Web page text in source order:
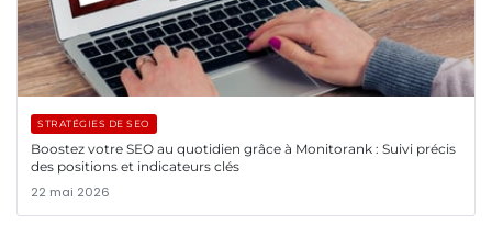
STRATÉGIES DE SEO
Boostez votre SEO au quotidien grâce à Monitorank : Suivi précis
des positions et indicateurs clés
22 mai 2026